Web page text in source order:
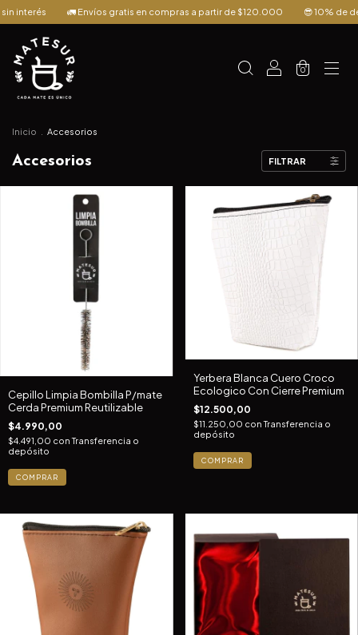
Envíos gratis en compras a partir de $120.000 😎 10% de descuento
0
Inicio Accesorios
Accesorios FILTRAR
Cepillo Limpia Bombilla P/mate
Cerda Premium Reutilizable
$4.990,00
$4.491,00 con Transferencia o
depósito
COMPRAR
Yerbera Blanca Cuero Croco
Ecologico Con Cierre Premium
$12.500,00
$11.250,00 conTransferencia o
depósito
COMPRAR